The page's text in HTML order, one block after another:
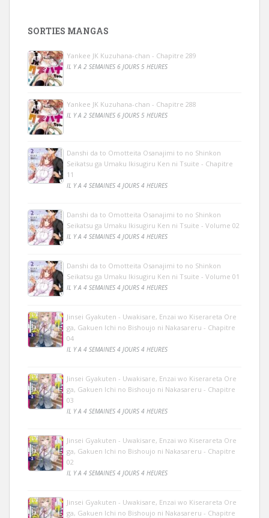
SORTIES MANGAS
Yankee JK Kuzuhana-chan - Chapitre 289
IL Y A 2 SEMAINES 6 JOURS 5 HEURES
Yankee JK Kuzuhana-chan - Chapitre 288
IL Y A 2 SEMAINES 6 JOURS 5 HEURES
Danshi da to Omotteita Osanajimi to no Shinkon
Seikatsu ga Umaku Ikisugiru Ken ni Tsuite - Chapitre
11
IL Y A 4 SEMAINES 4 JOURS 4 HEURES
Danshi da to Omotteita Osanajimi to no Shinkon
Seikatsu ga Umaku Ikisugiru Ken ni Tsuite - Volume 02
IL Y A 4 SEMAINES 4 JOURS 4 HEURES
Danshi da to Omotteita Osanajimi to no Shinkon
Seikatsu ga Umaku Ikisugiru Ken ni Tsuite - Volume 01
IL Y A 4 SEMAINES 4 JOURS 4 HEURES
Jinsei Gyakuten - Uwakisare, Enzai wo Kiserareta Ore
ga, Gakuen Ichi no Bishoujo ni Nakasareru - Chapitre
04
IL Y A 4 SEMAINES 4 JOURS 4 HEURES
Jinsei Gyakuten - Uwakisare, Enzai wo Kiserareta Ore
ga, Gakuen Ichi no Bishoujo ni Nakasareru - Chapitre
03
IL Y A 4 SEMAINES 4 JOURS 4 HEURES
Jinsei Gyakuten - Uwakisare, Enzai wo Kiserareta Ore
ga, Gakuen Ichi no Bishoujo ni Nakasareru - Chapitre
02
IL Y A 4 SEMAINES 4 JOURS 4 HEURES
Jinsei Gyakuten - Uwakisare, Enzai wo Kiserareta Ore
ga, Gakuen Ichi no Bishoujo ni Nakasareru - Chapitre